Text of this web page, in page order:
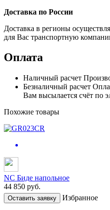
Доставка по России
Доставка в регионы
для Вас транспортную
Оплата
Наличный расчет
Безналичный расчет
Вам высылается счёт по
Похожие товары
NC Биде напольное
44 850 руб.
Оставить заявку Избранное